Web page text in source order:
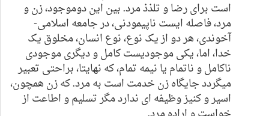
است برای رضا و تلذذ مرد. بین این دوموجود، زن و
مرد، فاصله ایست ناپیمودنی، در جامعه اسلامی-
آخوندی، هر دو از یک نوع، نوع انسان، مخلوق یک
خدا، اما، یکی موجودیست کامل و دیگری موجودی
ناکامل و ناتمام یا نیمه تمام، که نهایتا، براحتی تعبیر
میگردد جایگاه زن خدمت است به مرد. که زن همچون،
اسیر و کنیز وظیفه ای ندارد مگر تسلیم و اطاعت از